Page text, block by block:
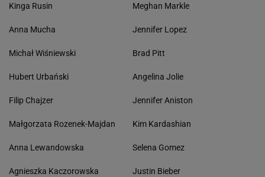
Kinga Rusin
Anna Mucha
Michał Wiśniewski
Hubert Urbański
Filip Chajzer
Małgorzata Rozenek-Majdan
Anna Lewandowska
Agnieszka Kaczorowska
Meghan Markle
Jennifer Lopez
Brad Pitt
Angelina Jolie
Jennifer Aniston
Kim Kardashian
Selena Gomez
Justin Bieber